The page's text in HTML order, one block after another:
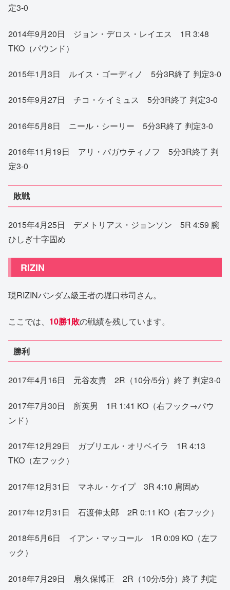
定3-0
2014年9月20日 ジョン・デロス・レイエス 1R 3:48
TKO（パウンド）
2015年1月3日 ルイス・ゴーディノ 5分3R終了 判定3-0
2015年9月27日 チコ・ケイミュス 5分3R終了 判定3-0
2016年5月8日 ニール・シーリー 5分3R終了 判定3-0
2016年11月19日 アリ・バガウティノフ 5分3R終了 判
定3-0
敗戦
2015年4月25日 デメトリアス・ジョンソン 5R 4:59 腕
ひしぎ十字固め
RIZIN
現RIZINバンダム級王者の堀口恭司さん。
ここでは、 10勝1敗の戦績を残しています。
勝利
2017年4月16日 元谷友貴 2R（10分/5分）終了 判定3-0
2017年7月30日 所英男 1R 1:41 KO（右フック→パウ
ンド）
2017年12月29日 ガブリエル・オリベイラ 1R 4:13
TKO（左フック）
2017年12月31日 マネル・ケイプ 3R 4:10 肩固め
2017年12月31日 石渡伸太郎 2R 0:11 KO（右フック）
2018年5月6日 イアン・マッコール 1R 0:09 KO（左フ
ック）
2018年7月29日 扇久保博正 2R（10分/5分）終了 判定